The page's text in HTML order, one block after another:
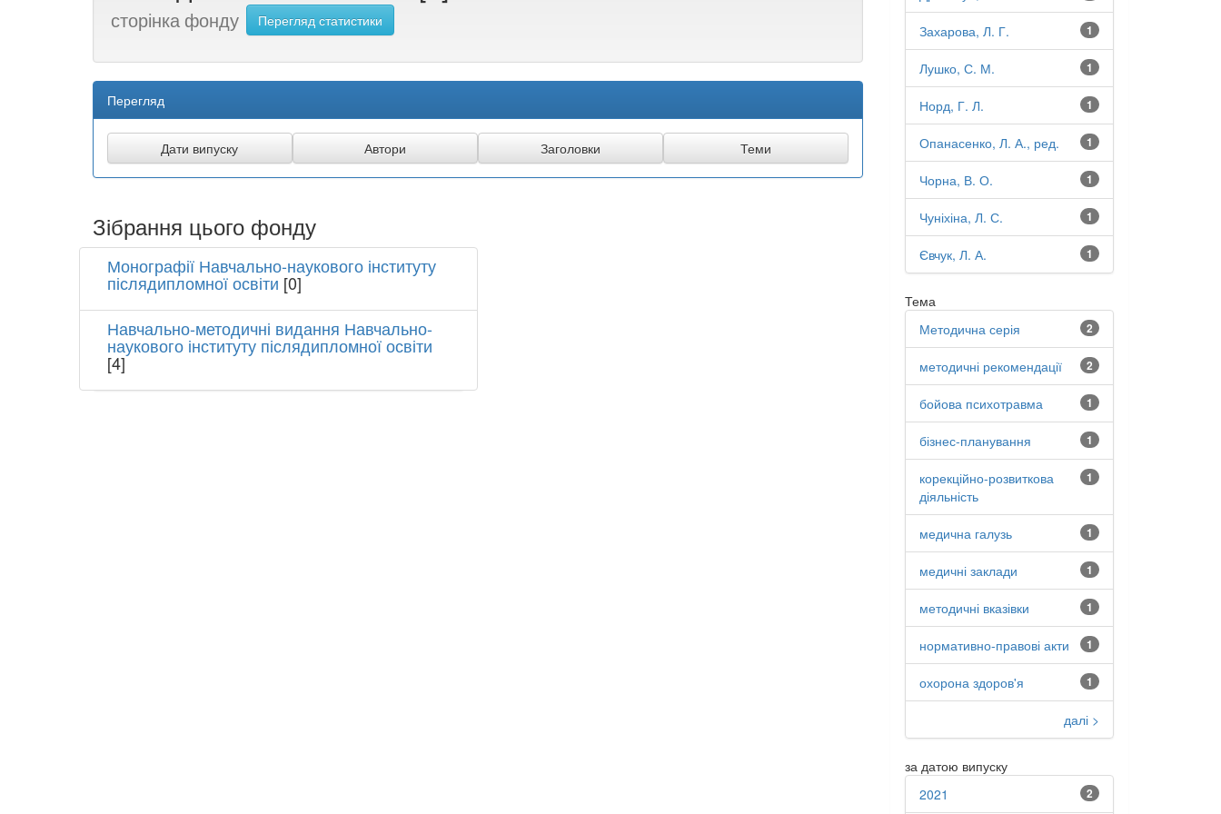
сторінка фонду
Перегляд статистики
Перегляд
Зібрання цього фонду
Монографії Навчально-наукового інституту
післядипломної освіти [0]
Навчально-методичні видання Навчально-
наукового інституту післядипломної освіти
[4]
1
Захарова, Л. Г.
1
Лушко, С. М.
1
Норд, Г. Л.
1
Опанасенко, Л. А., ред.
1
Чорна, В. О.
1
Чуніхіна, Л. С.
1
Євчук, Л. А.
Тема
2
Методична серія
2
методичні рекомендації
1
бойова психотравма
1
бізнес-планування
1
корекційно-розвиткова
діяльність
1
медична галузь
1
медичні заклади
1
методичні вказівки
1
нормативно-правові акти
1
охорона здоров'я
далі >
за датою випуску
2
2021